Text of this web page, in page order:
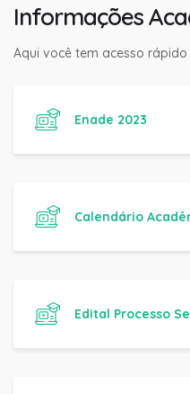
Informações
Aqui você tem acesso
Enade 2023
Calendário
Edital Processo